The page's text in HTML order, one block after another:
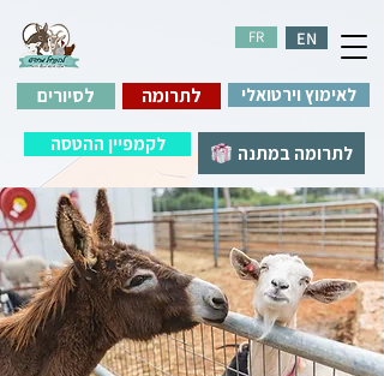
EN
FR
לתרומה לאימוץ וירטואלי
לתרומה במתנה
לסיורים
לקמפיין ההטסה